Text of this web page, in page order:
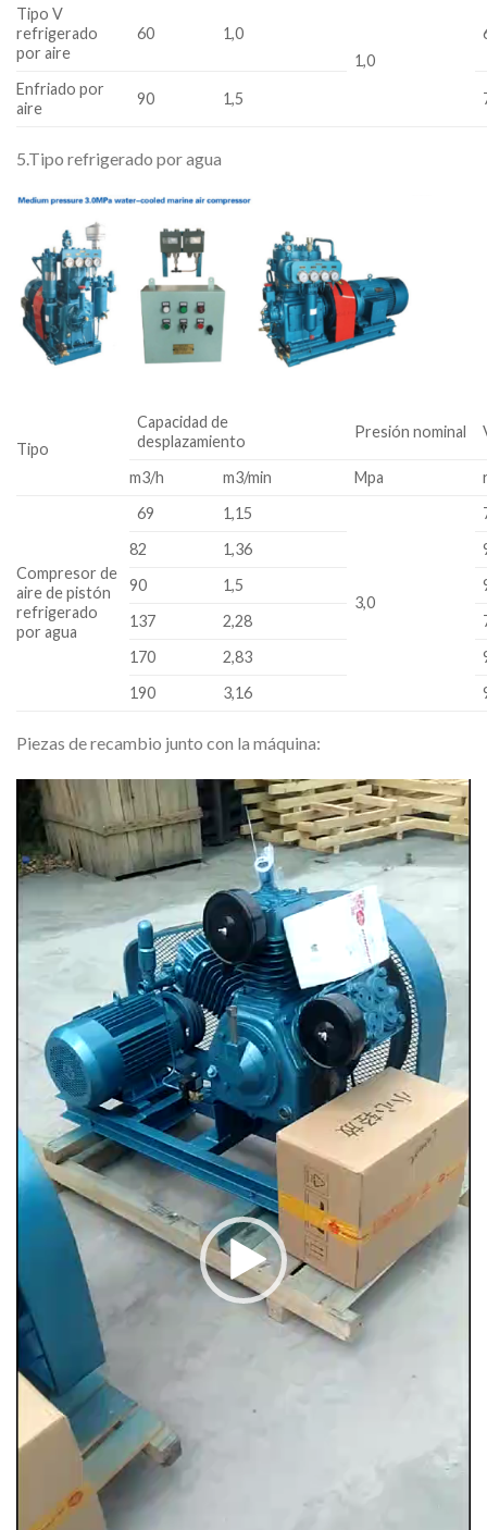
Tipo V
refrigerado
por aire
60
1,0
1,0
Enfriado por
aire
90 1,5
5.Tipo refrigerado por agua
Tipo
Capacidad de
desplazamiento
Presión nominal
m3/h m3/min Mpa
Compresor de
aire de pistón
refrigerado
por agua
69 1,15
3,0
82
1,36
90
1,5
137
2,28
170
2,83
190
3,16
Piezas de recambio junto con la máquina:
Video
Player